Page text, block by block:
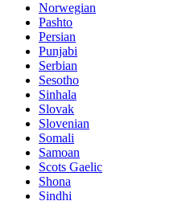
Norwegian
Pashto
Persian
Punjabi
Serbian
Sesotho
Sinhala
Slovak
Slovenian
Somali
Samoan
Scots Gaelic
Shona
Sindhi